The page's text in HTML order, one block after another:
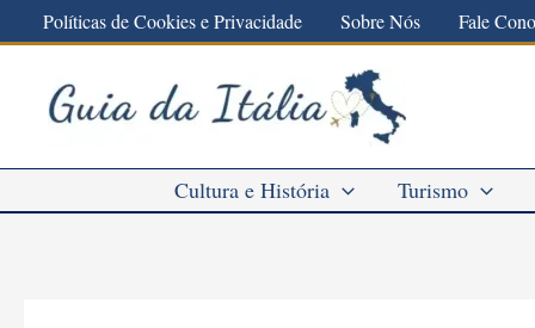
para
conteúdo
Políticas de Cookies e Privacidade Sobre Nós Fale
Cultura e História Turismo